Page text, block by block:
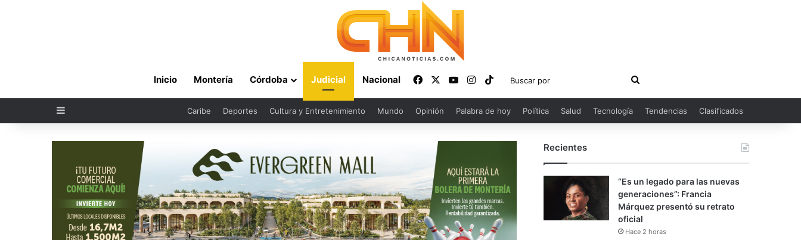
Inicio Montería Córdoba Judicial Nacional FacebookYouTubeInstagram
TikTok
Buscar
por
Sidebar Caribe Deportes Cultura y Entretenimiento Mundo Opinión Palabra de hoy Política Salud Tecnología Tendencias Clasificados
Recientes
“Es un legado para las nuevas
generaciones”: Francia
Márquez presentó su retrato
oficial
Hace 2 horas